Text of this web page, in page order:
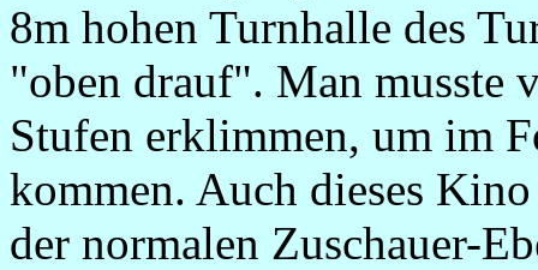
8m hohen Turnhalle des
"oben drauf". Man musste
Stufen erklimmen, um im
kommen. Auch dieses
der normalen Zuschauer-